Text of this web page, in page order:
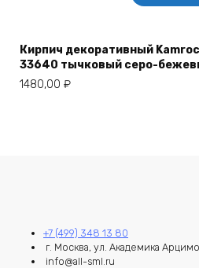
Кирпич декоративный
33640 тычковый серо-
1480,00 ₽
+7 (499) 348 13 80
г. Москва, ул. Академика
info@all-sml.ru